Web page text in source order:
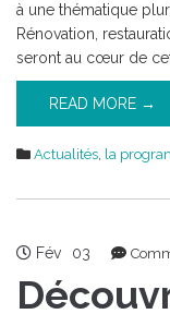
à une thématique
Rénovation,
seront au cœur de
READ MORE →
Actualités, la
Fév 03